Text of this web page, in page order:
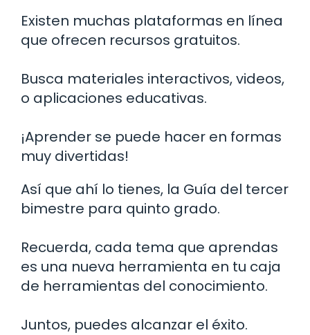
Existen muchas plataformas en línea
que ofrecen recursos gratuitos.
Busca materiales interactivos, videos,
o aplicaciones educativas.
¡Aprender se puede hacer en formas
muy divertidas!
Así que ahí lo tienes, la Guía del tercer
bimestre para quinto grado.
Recuerda, cada tema que aprendas
es una nueva herramienta en tu caja
de herramientas del conocimiento.
Juntos, puedes alcanzar el éxito.